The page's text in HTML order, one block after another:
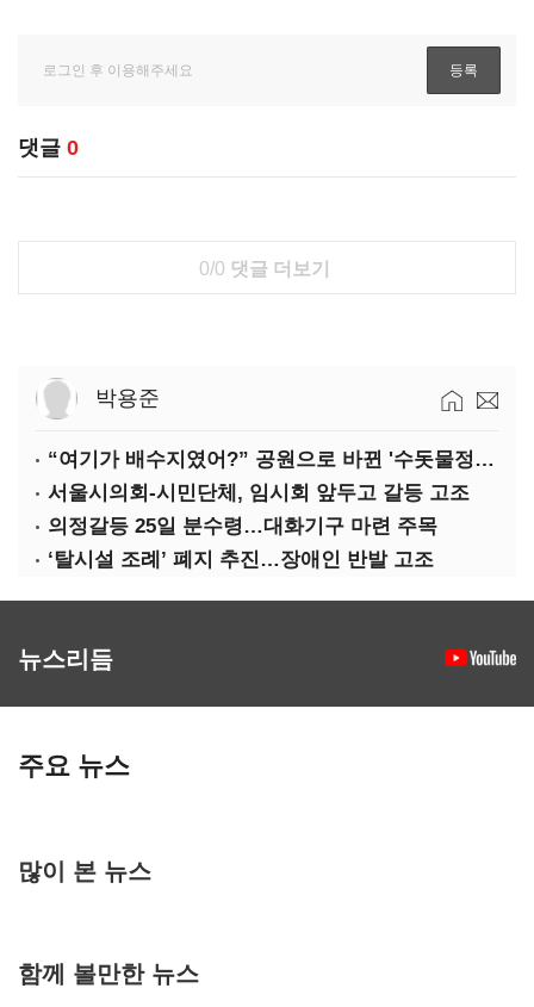
댓글 0
0/0 댓글 더보기
박용준
“여기가 배수지였어?” 공원으로 바뀐 '수돗물정거장'
서울시의회-시민단체, 임시회 앞두고 갈등 고조
의정갈등 25일 분수령…대화기구 마련 주목
‘탈시설 조례’ 폐지 추진…장애인 반발 고조
뉴스리듬
주요 뉴스
많이 본 뉴스
함께 볼만한 뉴스